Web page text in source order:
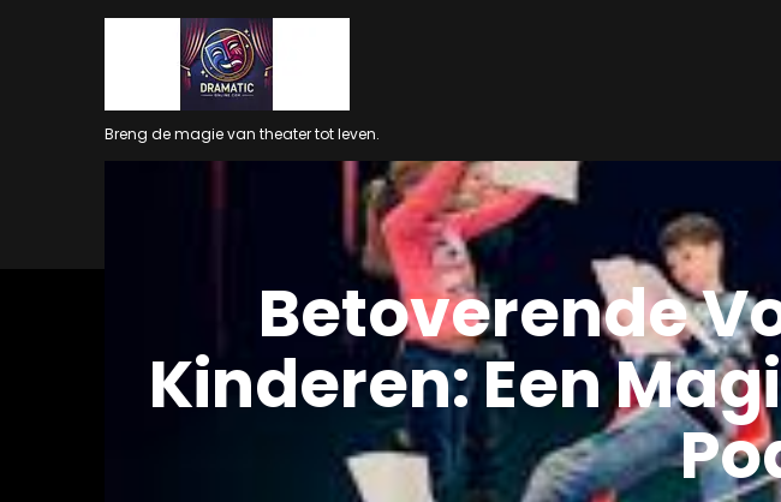
Breng de magie van theater tot leven.
Betoverende
Kinderen: Een